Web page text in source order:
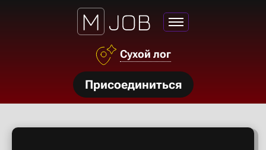
Сухой лог
Присоединиться